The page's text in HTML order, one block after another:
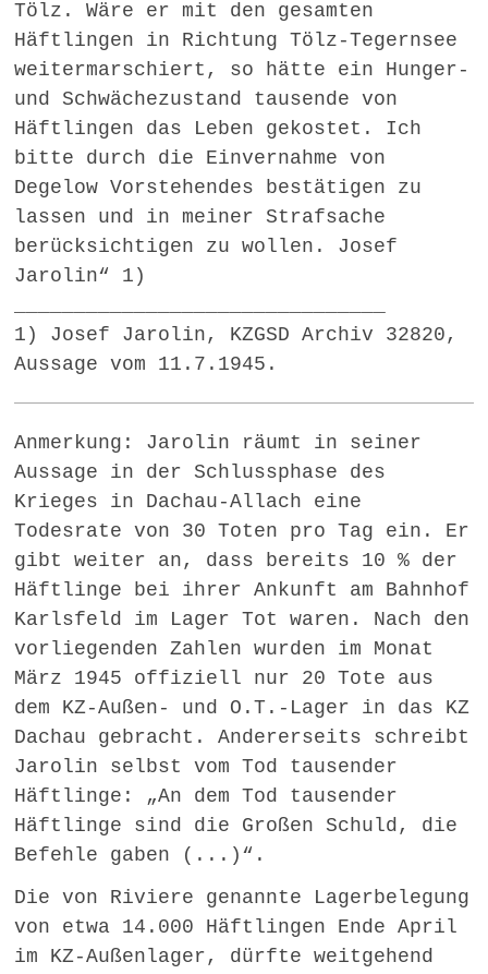
Tölz. Wäre er mit den gesamten
Häftlingen in Richtung Tölz-Tegernsee
weitermarschiert, so hätte ein Hunger-
und Schwächezustand tausende von
Häftlingen das Leben gekostet. Ich
bitte durch die Einvernahme von
Degelow Vorstehendes bestätigen zu
lassen und in meiner Strafsache
berücksichtigen zu wollen. Josef
Jarolin“ 1)
1) Josef Jarolin, KZGSD Archiv 32820,
Aussage vom 11.7.1945.
Anmerkung: Jarolin räumt in seiner
Aussage in der Schlussphase des
Krieges in Dachau-Allach eine
Todesrate von 30 Toten pro Tag ein. Er
gibt weiter an, dass bereits 10 % der
Häftlinge bei ihrer Ankunft am Bahnhof
Karlsfeld im Lager Tot waren. Nach den
vorliegenden Zahlen wurden im Monat
März 1945 offiziell nur 20 Tote aus
dem KZ-Außen- und O.T.-Lager in das KZ
Dachau gebracht. Andererseits schreibt
Jarolin selbst vom Tod tausender
Häftlinge: „An dem Tod tausender
Häftlinge sind die Großen Schuld, die
Befehle gaben (...)“.
Die von Riviere genannte Lagerbelegung
von etwa 14.000 Häftlingen Ende April
im KZ-Außenlager, dürfte weitgehend